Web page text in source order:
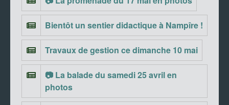
Bientôt un sentier didactique à Nampîre !
Travaux de gestion ce dimanche 10 mai
📷 La balade du samedi 25 avril en
photos